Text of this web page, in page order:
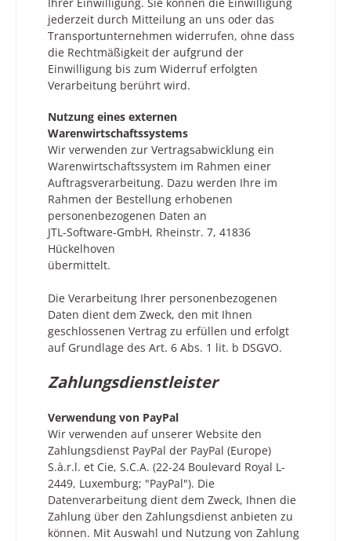
jederzeit durch Mitteilung an uns oder das
Transportunternehmen widerrufen, ohne dass
die Rechtmäßigkeit der aufgrund der
Einwilligung bis zum Widerruf erfolgten
Verarbeitung berührt wird.
Nutzung eines externen
Warenwirtschaftssystems
Wir verwenden zur Vertragsabwicklung ein
Warenwirtschaftssystem im Rahmen einer
Auftragsverarbeitung. Dazu werden Ihre im
Rahmen der Bestellung erhobenen
personenbezogenen Daten an
JTL-Software-GmbH, Rheinstr. 7, 41836
Hückelhoven
übermittelt.
Die Verarbeitung Ihrer personenbezogenen
Daten dient dem Zweck, den mit Ihnen
geschlossenen Vertrag zu erfüllen und erfolgt
auf Grundlage des Art. 6 Abs. 1 lit. b DSGVO.
Zahlungsdienstleister
Verwendung von PayPal
Wir verwenden auf unserer Website den
Zahlungsdienst PayPal der PayPal (Europe)
S.à.r.l. et Cie, S.C.A. (22-24 Boulevard Royal L-
2449, Luxemburg; "PayPal"). Die
Datenverarbeitung dient dem Zweck, Ihnen die
Zahlung über den Zahlungsdienst anbieten zu
können. Mit Auswahl und Nutzung von Zahlung